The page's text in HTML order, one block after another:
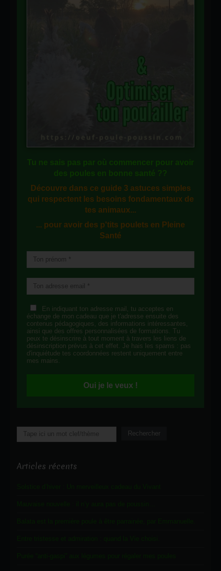
Tu ne sais pas par où commencer pour avoir
des poules en bonne santé ??
Découvre dans ce guide 3 astuces simples
qui respectent les besoins fondamentaux de
tes animaux...
... pour avoir des p'tits poulets en Pleine
Santé
En indiquant ton adresse mail, tu acceptes en
échange de mon cadeau que je t'adresse ensuite des
contenus pédagogiques, des informations intéressantes,
ainsi que des offres personnalisées de formations. Tu
peux te désinscrire à tout moment à travers les liens de
désinscription prévus à cet effet. Je hais les spams : pas
d'inquiétude tes coordonnées restent uniquement entre
mes mains.
Oui je le veux !
Rechercher Rechercher
Articles récents